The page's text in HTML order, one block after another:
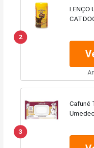
2
LENÇO
3
Cafuné